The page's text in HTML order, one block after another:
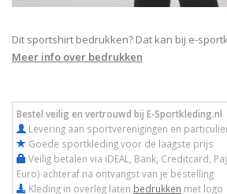
Dit sportshirt bedrukken? Dat kan bij e-
Meer info over bedrukken
Bestel veilig en vertrouwd bij E-Sportkleding.nl
Levering aan sportverenigingen en
Goede sportkleding voor de laagste prijs
Veilig betalen via iDEAL, Bank, Creditcard,
Euro) achteraf na ontvangst van je bestelling
Kleding in overleg laten bedrukken met logo